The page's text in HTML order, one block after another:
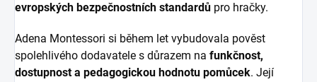
evropských bezpečnostních standardů pro hračky.
Adena Montessori si během let vybudovala pověst
spolehlivého dodavatele s důrazem na funkčnost,
dostupnost a pedagogickou hodnotu pomůcek. Její